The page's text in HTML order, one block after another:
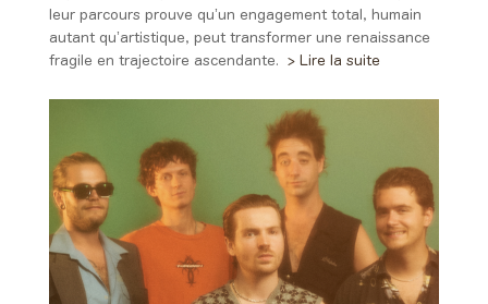
leur parcours prouve qu’un engagement total, humain
autant qu’artistique, peut transformer une renaissance
fragile en trajectoire ascendante.
> Lire la suite